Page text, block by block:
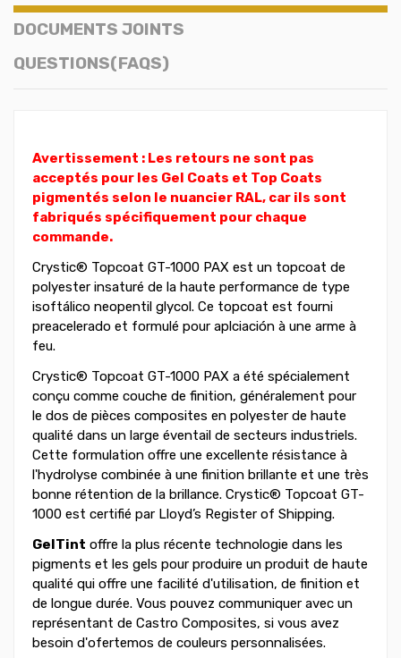
DOCUMENTS JOINTS
QUESTIONS(FAQS)
Avertissement : Les retours ne sont pas
acceptés pour les Gel Coats et Top Coats
pigmentés selon le nuancier RAL, car ils sont
fabriqués spécifiquement pour chaque
commande.
Crystic® Topcoat GT-1000 PAX est un topcoat de
polyester insaturé de la haute performance de type
isoftálico neopentil glycol. Ce topcoat est fourni
preacelerado et formulé pour aplciación à une arme à
feu.
Crystic® Topcoat GT-1000 PAX a été spécialement
conçu comme couche de finition, généralement pour
le dos de pièces composites en polyester de haute
qualité dans un large éventail de secteurs industriels.
Cette formulation offre une excellente résistance à
l'hydrolyse combinée à une finition brillante et une très
bonne rétention de la brillance. Crystic® Topcoat GT-
1000 est certifié par Lloyd’s Register of Shipping.
GelTint offre la plus récente technologie dans les
pigments et les gels pour produire un produit de haute
qualité qui offre une facilité d'utilisation, de finition et
de longue durée. Vous pouvez communiquer avec un
représentant de Castro Composites, si vous avez
besoin d'ofertemos de couleurs personnalisées.